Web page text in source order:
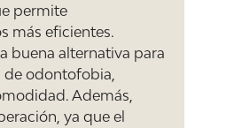
permite
más eficientes.
buena alternativa para
de odontofobia,
Además,
ya que el